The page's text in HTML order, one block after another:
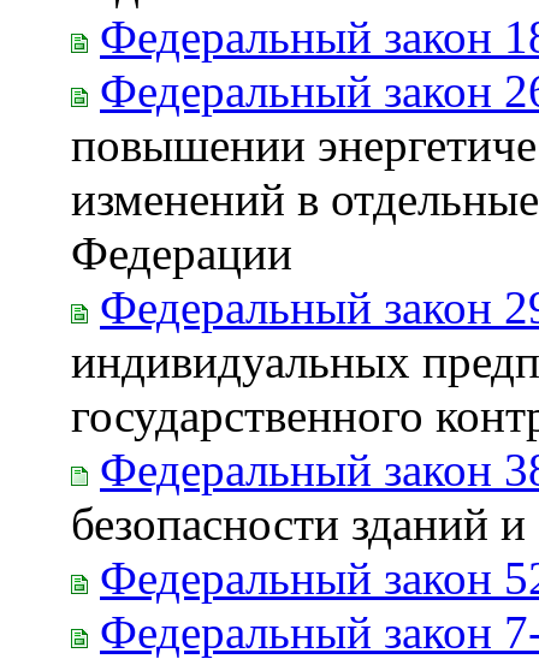
Федеральный закон
Федеральный закон
повышении
изменений в
Федерации
Федеральный закон
индивидуальных
государственного
Федеральный закон
безопасности зданий
Федеральный закон
Федеральный закон